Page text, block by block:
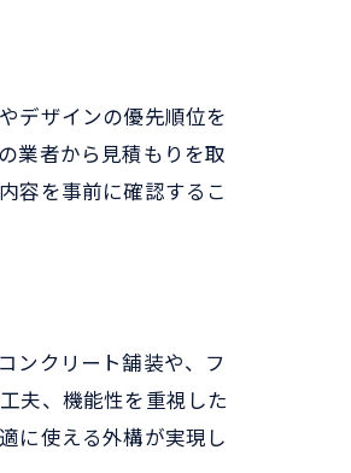
デザインの優先順位を
業者から見積もりを取
容を事前に確認するこ
ンクリート舗装や、フ
夫、機能性を重視した
に使える外構が実現し